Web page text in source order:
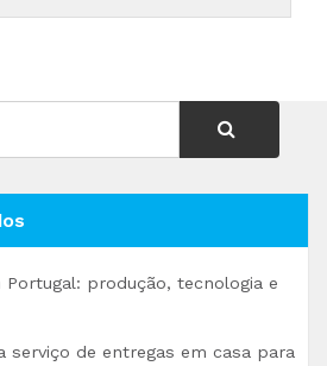
Portugal: produção, tecnologia e
serviço de entregas em casa para